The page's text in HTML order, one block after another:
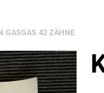
GASGAS 42 ZÄHNE